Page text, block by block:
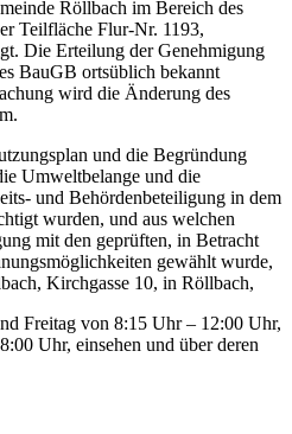
Röllbach im Bereich des
Teilfläche Flur-Nr. 1193,
Die Erteilung der Genehmigung
BauGB ortsüblich bekannt
wird die Änderung des
und die Begründung
Umweltbelange und die
und Behördenbeteiligung in dem
wurden, und aus welchen
mit den geprüften, in Betracht
gewählt wurde,
Kirchgasse 10, in Röllbach,
Freitag von 8:15 Uhr – 12:00 Uhr,
Uhr, einsehen und über deren